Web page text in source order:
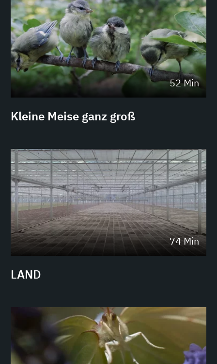
52 Min
Kleine Meise ganz groß
74 Min
LAND